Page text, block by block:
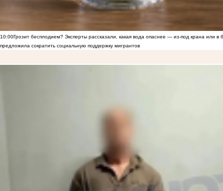
10:00Грозит бесплодием? Эксперты рассказали, какая вода опаснее — из-под крана или в
предложила сократить социальную поддержку мигрантов